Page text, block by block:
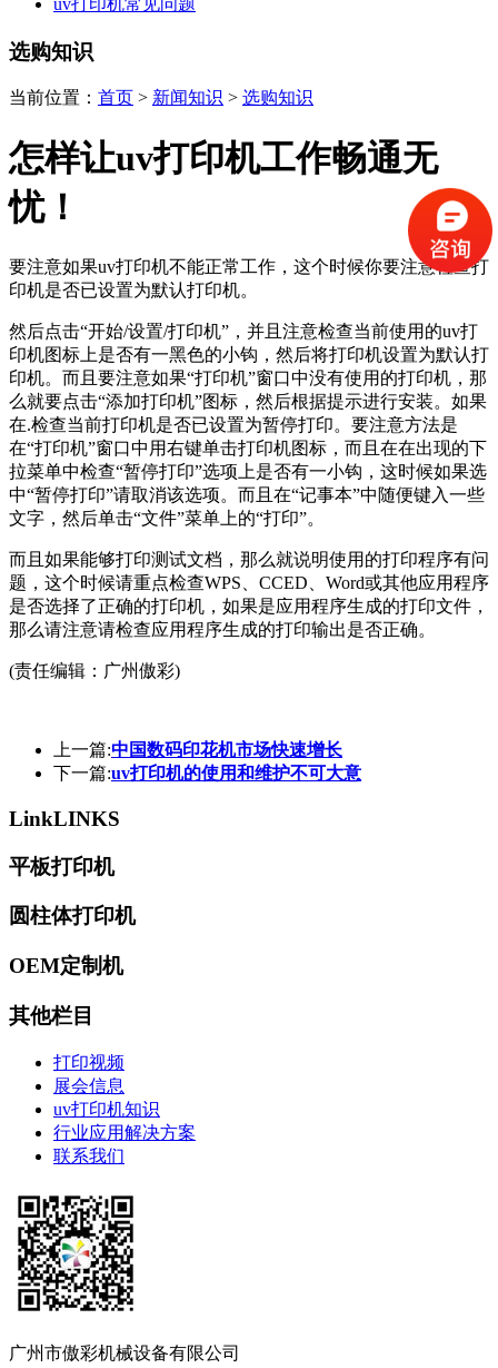
uv打印机常见问题
选购知识
当前位置： 首页 > 新闻知识 > 选购知识
怎样让uv打印机工作畅通无
忧！
要注意如果uv打印机不能正常工作，这个时候你要注意检查打
印机是否已设置为默认打印机。
然后点击“开始/设置/打印机”，并且注意检查当前使用的uv打
印机图标上是否有一黑色的小钩，然后将打印机设置为默认打
印机。而且要注意如果“打印机”窗口中没有使用的打印机，那
么就要点击“添加打印机”图标，然后根据提示进行安装。如果
在.检查当前打印机是否已设置为暂停打印。要注意方法是
在“打印机”窗口中用右键单击打印机图标，而且在在出现的下
拉菜单中检查“暂停打印”选项上是否有一小钩，这时候如果选
中“暂停打印”请取消该选项。而且在“记事本”中随便键入一些
文字，然后单击“文件”菜单上的“打印”。
而且如果能够打印测试文档，那么就说明使用的打印程序有问
题，这个时候请重点检查WPS、CCED、Word或其他应用程序
是否选择了正确的打印机，如果是应用程序生成的打印文件，
那么请注意请检查应用程序生成的打印输出是否正确。
(责任编辑：广州傲彩)
上一篇:中国数码印花机市场快速增长
下一篇:uv打印机的使用和维护不可大意
LinkLINKS
平板打印机
圆柱体打印机
OEM定制机
其他栏目
打印视频
展会信息
uv打印机知识
行业应用解决方案
联系我们
广州市傲彩机械设备有限公司